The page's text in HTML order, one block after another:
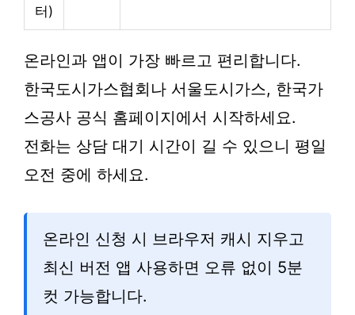
터)
온라인과 앱이 가장 빠르고 편리합니다.
한국도시가스협회나 서울도시가스, 한국가
스공사 공식 홈페이지에서 시작하세요.
전화는 상담 대기 시간이 길 수 있으니 평일
오전 중에 하세요.
온라인 신청 시 브라우저 캐시 지우고
최신 버전 앱 사용하면 오류 없이 5분
컷 가능합니다.